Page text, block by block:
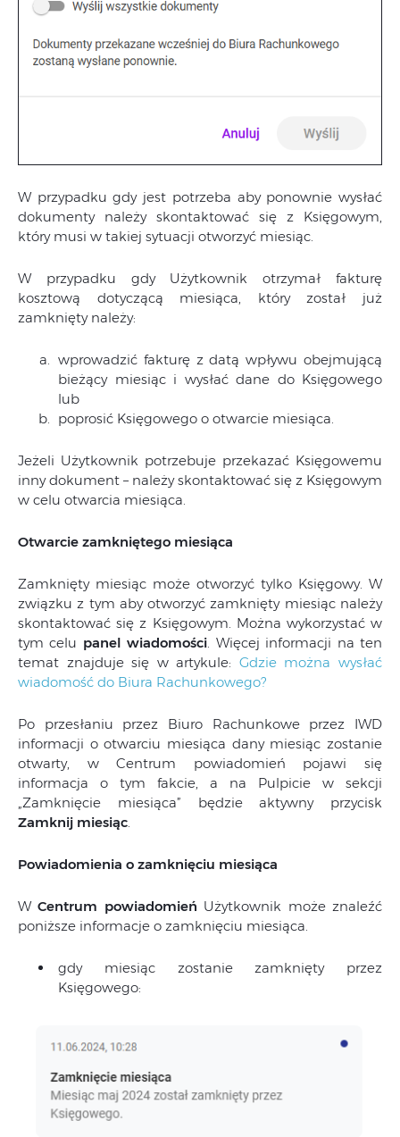
W przypadku gdy jest potrzeba aby ponownie wysłać
dokumenty należy skontaktować się z Księgowym,
który musi w takiej sytuacji otworzyć miesiąc.
W przypadku gdy Użytkownik otrzymał fakturę
kosztową dotyczącą miesiąca, który został już
zamknięty należy:
wprowadzić fakturę z datą wpływu obejmującą
bieżący miesiąc i wysłać dane do Księgowego
lub
poprosić Księgowego o otwarcie miesiąca.
Jeżeli Użytkownik potrzebuje przekazać Księgowemu
inny dokument – należy skontaktować się z Księgowym
w celu otwarcia miesiąca.
Otwarcie zamkniętego miesiąca
Zamknięty miesiąc może otworzyć tylko Księgowy. W
związku z tym aby otworzyć zamknięty miesiąc należy
skontaktować się z Księgowym. Można wykorzystać w
tym celu panel wiadomości . Więcej informacji na ten
temat znajduje się w artykule: Gdzie można wysłać
wiadomość do Biura Rachunkowego?
Po przesłaniu przez Biuro Rachunkowe przez IWD
informacji o otwarciu miesiąca dany miesiąc zostanie
otwarty, w Centrum powiadomień pojawi się
informacja o tym fakcie, a na Pulpicie w sekcji
„Zamknięcie miesiąca” będzie aktywny przycisk
Zamknij miesiąc
Powiadomienia o zamknięciu miesiąca
WCentrum powiadomień Użytkownik może znaleźć
poniższe informacje o zamknięciu miesiąca.
gdy miesiąc zostanie zamknięty przez
Księgowego: